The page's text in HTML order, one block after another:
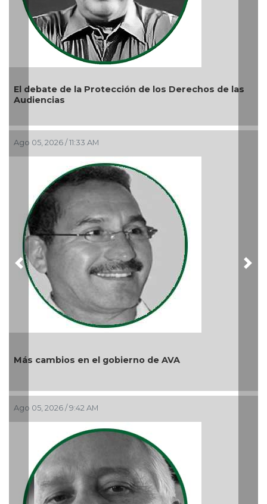
de los Derechos de las
gobierno de AVA
Ago 04, 2026 / 9:32 AM
Y... Si sí ?